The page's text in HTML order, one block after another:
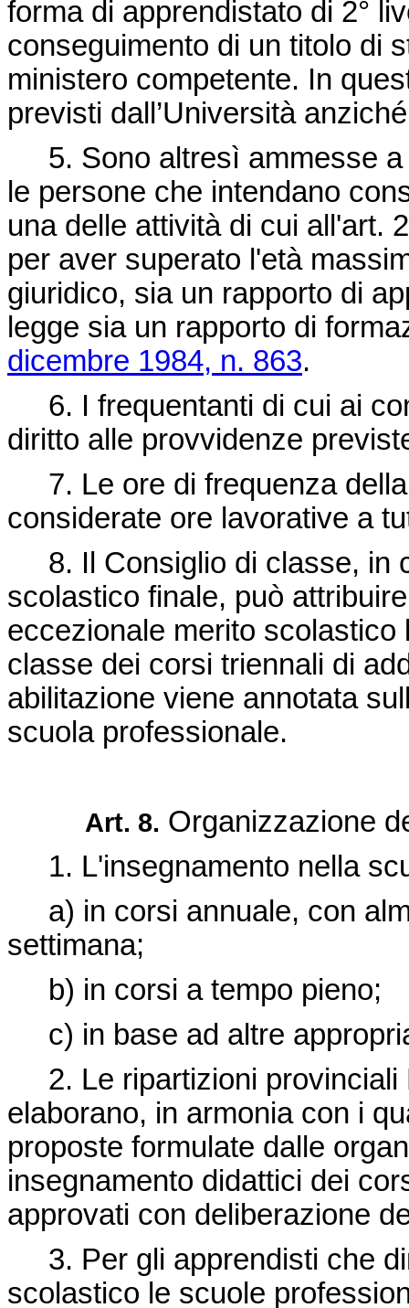
forma di apprendistato di 2°
conseguimento di un titolo di
ministero competente. In
previsti dall’Università
5. Sono altresì ammesse a
le persone che intendano
una delle attività di cui all'art.
per aver superato l'età
giuridico, sia un rapporto di
legge sia un rapporto di
dicembre 1984, n. 863.
6. I frequentanti di cui ai
diritto alle provvidenze
7. Le ore di frequenza
considerate ore lavorative a
8. Il Consiglio di classe, in
scolastico finale, può
eccezionale merito
classe dei corsi triennali di
abilitazione viene annotata
scuola professionale.
Art. 8. Organizzazione
1. L'insegnamento nella
a) in corsi annuale, con
settimana;
b) in corsi a tempo pieno;
c) in base ad altre
2. Le ripartizioni provinciali
elaborano, in armonia con i
proposte formulate dalle
insegnamento didattici dei
approvati con deliberazione
3. Per gli apprendisti che
scolastico le scuole